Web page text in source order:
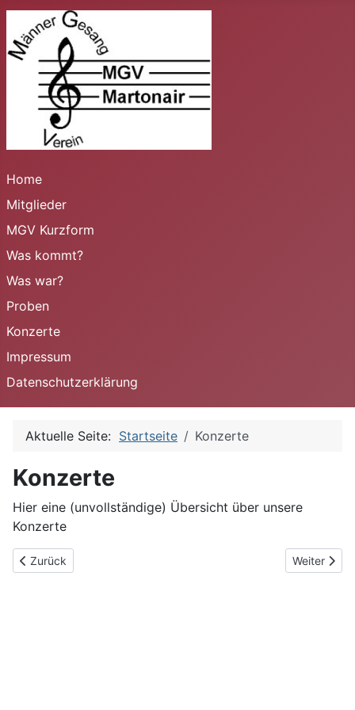
Home
Mitglieder
MGV Kurzform
Was kommt?
Was war?
Proben
Konzerte
Impressum
Datenschutzerklärung
Aktuelle Seite: Startseite Konzerte
Konzerte
Hier eine (unvollständige) Übersicht über unsere
Konzerte
Vorheriger Beitrag: Die Kurfürstin Amalia und die Herren von
Zurück Nächster
Weiter